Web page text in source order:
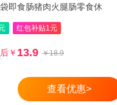
真鸡肉肠3袋24根
即食肠猪肉火腿肠零食休
红包补贴1元
￥ 13.9 ￥18.9
查看优惠>